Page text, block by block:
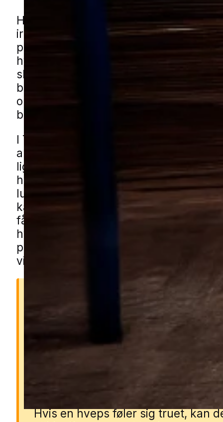
Hvepse kan hurtigt gå fra at være en
irritation til et problem, når de bygger
på boligen. Det gælder især i
hvor der er mere aktivitet omkring
skure og steder med læ. I byer med
boligområder og mange
opdages hvepse ofte, når man
bruge haven og udearealerne mere.
I Tjæreborg viser problemet sig typisk
aktivitet omkring carporte, haveskure
lignende småbygninger samt i haver
hække, buskads og kompost. Rolige
lukkede villaveje samt grønne
kan også give gode steder for reder,
får lov at udvikle sig uforstyrret. Du
hvepsehjælp i Tjæreborg gennem
partnere. Udfyld blot formularen, så
vi dig med en lokal specialist.
Risikoen ved hvepse
Hvepse kan være aggressive, især
på sommeren, hvor de søger søde
og bliver mere nærgående. Deres
kan gøre ondt og kan i sjældne
udløse alvorlige allergiske
Hvis en hveps føler sig truet, kan